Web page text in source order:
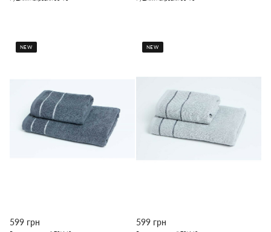
NEW
599 грн
NEW
599 грн